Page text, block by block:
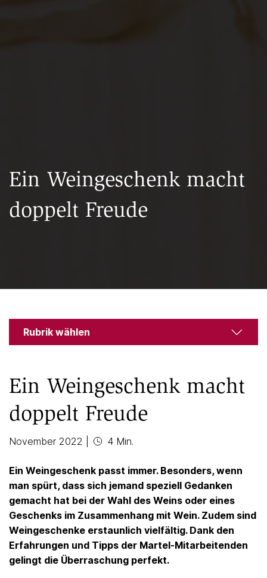
Ein Weingeschenk macht
doppelt Freude
Rubrik wählen
Ein Weingeschenk macht
doppelt Freude
November 2022 4 Min.
Ein Weingeschenk passt immer. Besonders, wenn
man spürt, dass sich jemand speziell Gedanken
gemacht hat bei der Wahl des Weins oder eines
Geschenks im Zusammenhang mit Wein. Zudem sind
Weingeschenke erstaunlich vielfältig. Dank den
Erfahrungen und Tipps der Martel-Mitarbeitenden
gelingt die Überraschung perfekt.